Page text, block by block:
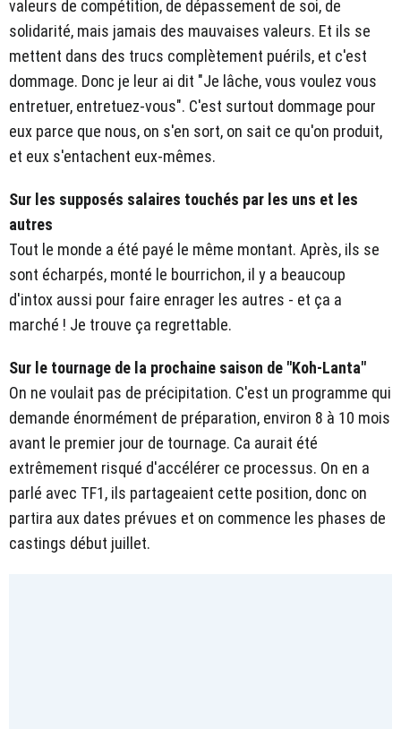
valeurs de compétition, de dépassement de soi, de
solidarité, mais jamais des mauvaises valeurs. Et ils se
mettent dans des trucs complètement puérils, et c'est
dommage. Donc je leur ai dit "Je lâche, vous voulez vous
entretuer, entretuez-vous". C'est surtout dommage pour
eux parce que nous, on s'en sort, on sait ce qu'on produit,
et eux s'entachent eux-mêmes.
Sur les supposés salaires touchés par les uns et les
autres
Tout le monde a été payé le même montant. Après, ils se
sont écharpés, monté le bourrichon, il y a beaucoup
d'intox aussi pour faire enrager les autres - et ça a
marché ! Je trouve ça regrettable.
Sur le tournage de la prochaine saison de "Koh-Lanta"
On ne voulait pas de précipitation. C'est un programme qui
demande énormément de préparation, environ 8 à 10 mois
avant le premier jour de tournage. Ca aurait été
extrêmement risqué d'accélérer ce processus. On en a
parlé avec TF1, ils partageaient cette position, donc on
partira aux dates prévues et on commence les phases de
castings début juillet.